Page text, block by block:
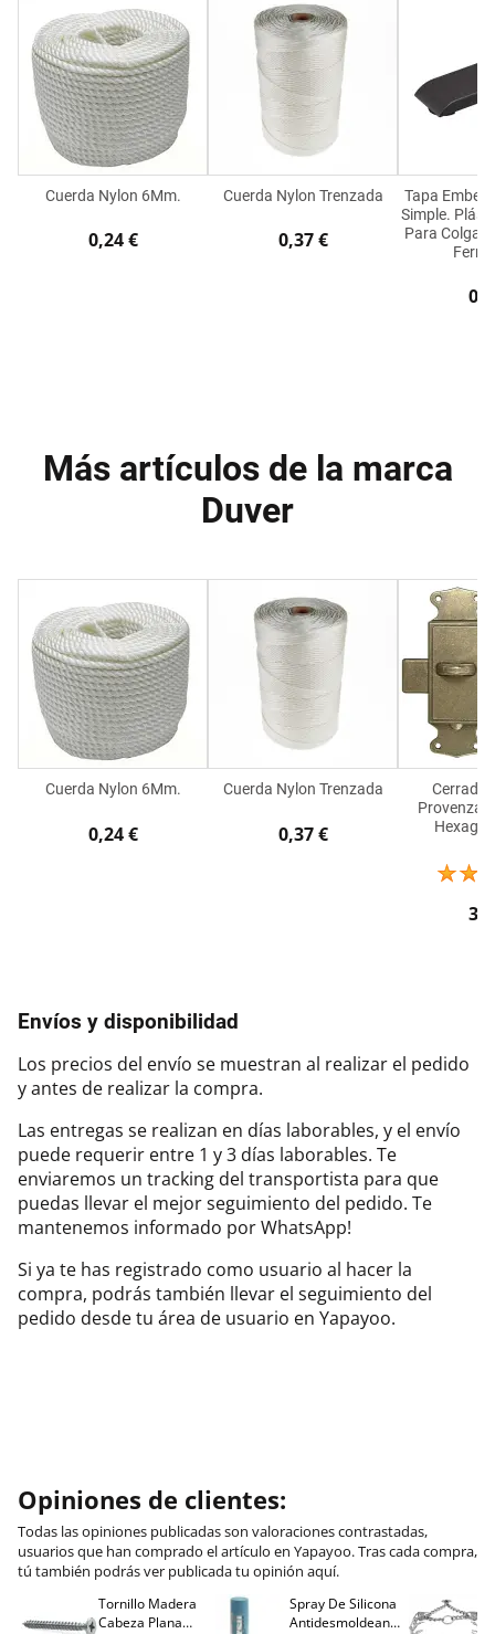
Cuerda Nylon 6Mm.
0,24 €
Cuerda Nylon Trenzada
0,37 €
Tapa
Simple.
Para
Más artículos de la marca
Duver
Cuerda Nylon 6Mm.
0,24 €
Cuerda Nylon Trenzada
0,37 €
Provenzal
Envíos y disponibilidad
Los precios del envío se muestran al realizar el pedido
y antes de realizar la compra.
Las entregas se realizan en días laborables, y el envío
puede requerir entre 1 y 3 días laborables. Te
enviaremos un tracking del transportista para que
puedas llevar el mejor seguimiento del pedido. Te
mantenemos informado por WhatsApp!
Si ya te has registrado como usuario al hacer la
compra, podrás también llevar el seguimiento del
pedido desde tu área de usuario en Yapayoo.
Opiniones de clientes:
Todas las opiniones publicadas son valoraciones contrastadas,
usuarios que han comprado el artículo en Yapayoo. Tras cada compra,
tú también podrás ver publicada tu opinión aquí.
Tornillo Madera
Cabeza Plana
Spray De Silicona
Antidesmoldeante